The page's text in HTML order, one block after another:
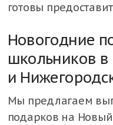
готовы
Новогодние
школьников
и
Мы предлагаем
подарков на